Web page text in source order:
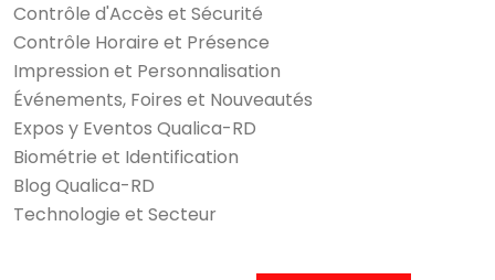
Contrôle d'Accès et Sécurité
Contrôle Horaire et Présence
Impression et Personnalisation
Événements, Foires et Nouveautés
Expos y Eventos Qualica-RD
Biométrie et Identification
Blog Qualica-RD
Technologie et Secteur